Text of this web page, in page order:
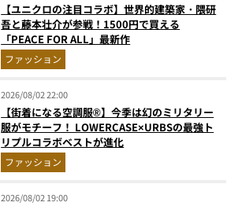
【ユニクロの注目コラボ】世界的建築家・隈研
吾と藤本壮介が参戦！1500円で買える
「PEACE FOR ALL」最新作
ファッション
2026/08/02 22:00
【街着になる空調服®】今季は幻のミリタリー
服がモチーフ！ LOWERCASE×URBSの最強ト
リプルコラボベストが進化
ファッション
2026/08/02 19:00